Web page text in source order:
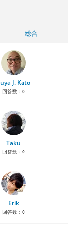
総合
J. Kato
回答数： 0
Taku
回答数： 0
Erik
回答数： 0